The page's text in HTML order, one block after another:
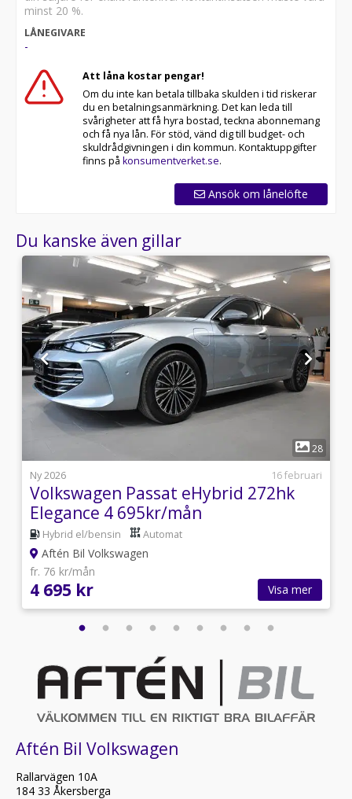
minst 20 %.
LÅNEGIVARE
-
Att låna kostar pengar!
Om du inte kan betala tillbaka skulden i tid riskerar
du en betalningsanmärkning. Det kan leda till
svårigheter att få hyra bostad, teckna abonnemang
och få nya lån. För stöd, vänd dig till budget- och
skuldrådgivningen i din kommun. Kontaktuppgifter
finns på konsumentverket.se.
Ansök om lånelöfte
Du kanske även gillar
28
Ny 2026
16 februari
Volkswagen Passat eHybrid 272hk
Elegance 4 695kr/mån
Hybrid el/bensin Automat
Aftén Bil Volkswagen
fr. 76 kr/mån
4 695 kr Visa mer
Aftén Bil Volkswagen
Rallarvägen 10A
184 33 Åkersberga